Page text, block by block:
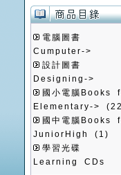
電腦圖書
Cumputer->
設計圖書
Designing->
國小電腦Books
Elementary->
國中電腦Books
JuniorHigh
(1)
學習光碟
Learning CDs